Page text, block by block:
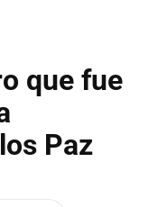
que fue
Paz